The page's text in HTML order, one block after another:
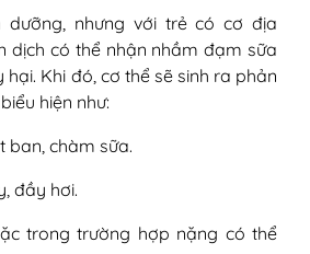
chỉnh chế độ ăn uống cho mẹ
kem bôi để giảm đỏ, mẩn
dụng thuốc khi có chỉ định của
dõi và tái khám định kỳ
dưỡng, nhưng với trẻ có cơ địa
dịch có thể nhận nhầm đạm sữa
Khi đó, cơ thể sẽ sinh ra phản
hiện như:
ban, chàm sữa.
đầy hơi.
trong trường hợp nặng có thể